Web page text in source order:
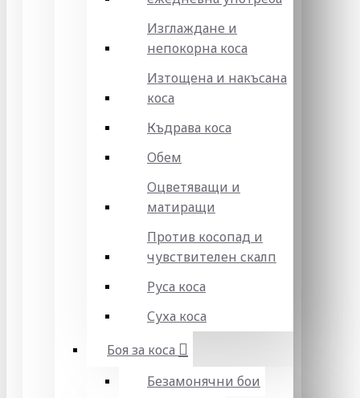
Изглаждане и
непокорна коса
Изтощена и накъсана
коса
Къдрава коса
Обем
Оцветяващи и
матиращи
Против косопад и
чувствителен скалп
Руса коса
Суха коса
Боя за коса
Безамонячни бои